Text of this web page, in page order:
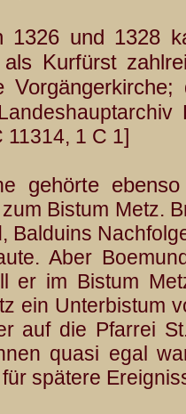
1326 und 1328
als Kurfürst
11314, 1 C 1]
gehörte
Bistum Metz.
Balduins
Aber
er im Bistum
ein Unterbistum
auf die Pfarrei
quasi egal
spätere